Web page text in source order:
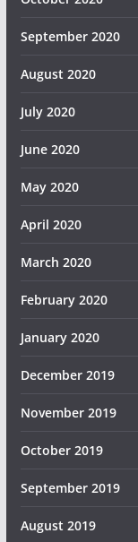
September 2020
August 2020
July 2020
June 2020
May 2020
April 2020
March 2020
February 2020
January 2020
December 2019
November 2019
October 2019
September 2019
August 2019